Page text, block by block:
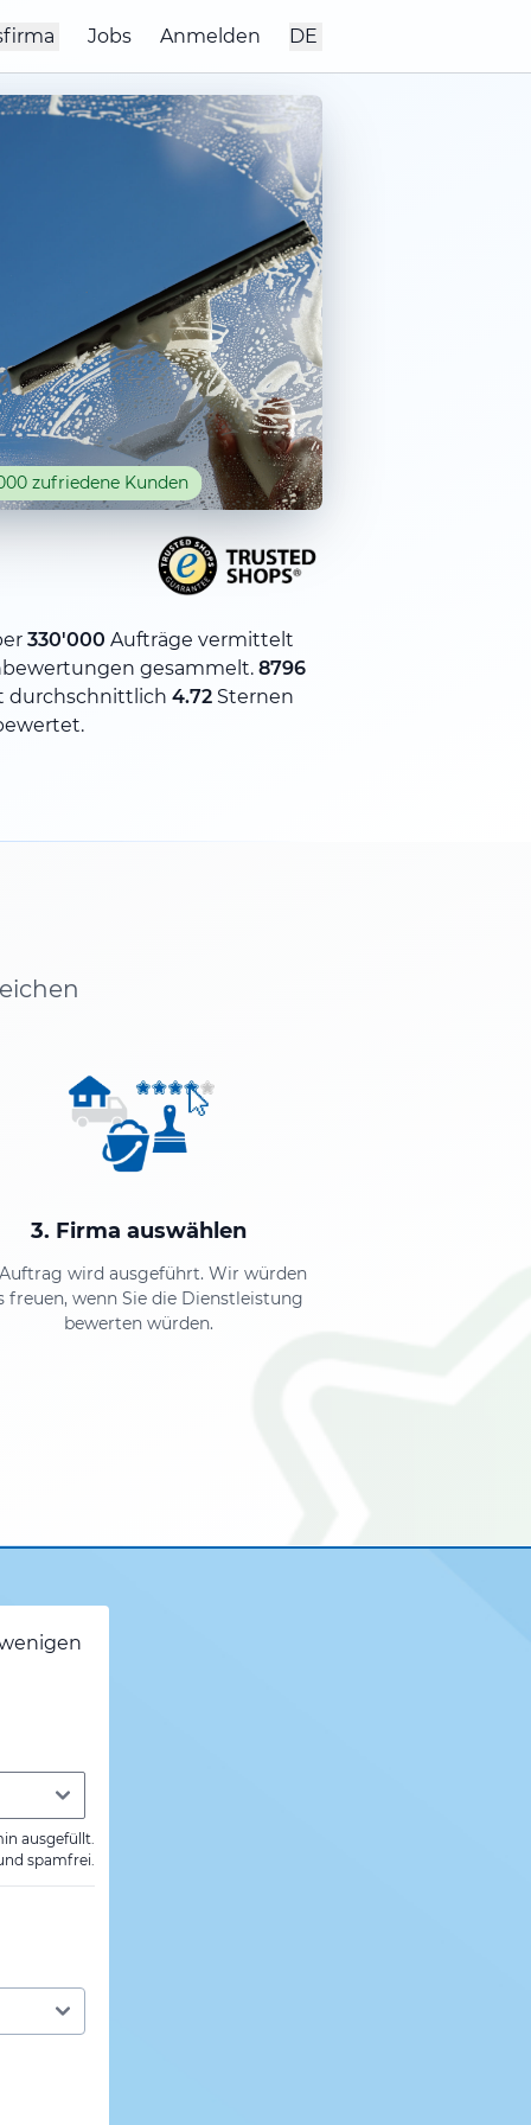
Jobs Anmelden DE
zufriedene Kunden
330'000 Aufträge vermittelt
gesammelt. 8796
durchschnittlich 4.72Sternen
3. Firma auswählen
wird ausgeführt. Wir würden
freuen, wenn Sie die Dienstleistung
bewerten würden.
ausgefüllt.
spamfrei.